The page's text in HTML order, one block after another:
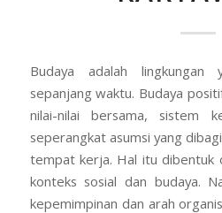
Budaya adalah lingkungan
sepanjang waktu. Budaya
nilai-nilai bersama, sistem
seperangkat asumsi yang
tempat kerja. Hal itu dibentuk
konteks sosial dan budaya.
kepemimpinan dan arah